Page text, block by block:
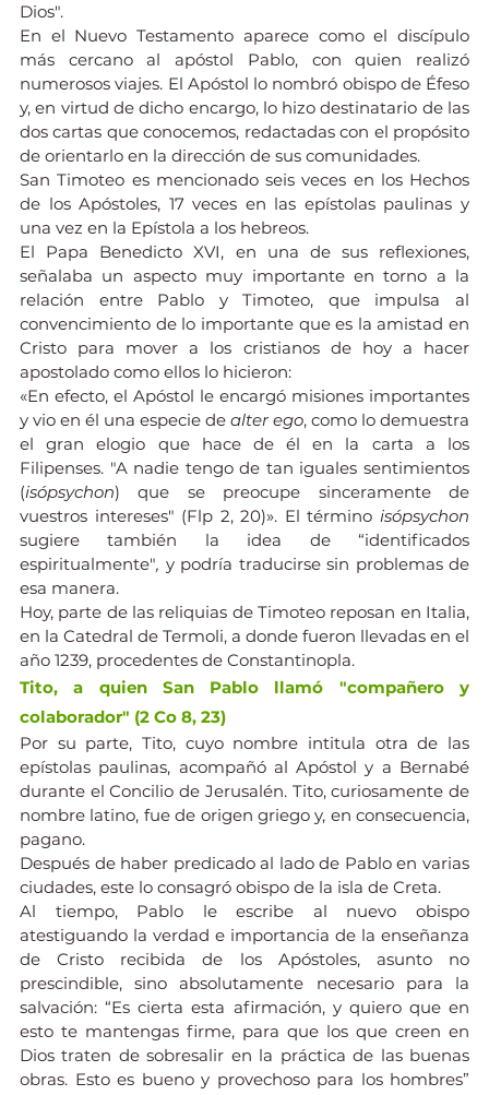
Dios".
En el Nuevo Testamento aparece como el discípulo
más cercano al apóstol Pablo, con quien realizó
numerosos viajes. El Apóstol lo nombró obispo de Éfeso
y, en virtud de dicho encargo, lo hizo destinatario de las
dos cartas que conocemos, redactadas con el propósito
de orientarlo en la dirección de sus comunidades.
San Timoteo es mencionado seis veces en los Hechos
de los Apóstoles, 17 veces en las epístolas paulinas y
una vez en la Epístola a los hebreos.
El Papa Benedicto XVI, en una de sus reflexiones,
señalaba un aspecto muy importante en torno a la
relación entre Pablo y Timoteo, que impulsa al
convencimiento de lo importante que es la amistad en
Cristo para mover a los cristianos de hoy a hacer
apostolado como ellos lo hicieron:
«En efecto, el Apóstol le encargó misiones importantes
y vio en él una especie de alter ego, como lo demuestra
el gran elogio que hace de él en la carta a los
Filipenses. "A nadie tengo de tan iguales sentimientos
(isópsychon) que se preocupe sinceramente de
vuestros intereses" (Flp 2, 20)». El término isópsychon
sugiere también la idea de “identificados
espiritualmente", y podría traducirse sin problemas de
esa manera.
Hoy, parte de las reliquias de Timoteo reposan en Italia,
en la Catedral de Termoli, a donde fueron llevadas en el
año 1239, procedentes de Constantinopla.
Tito, a quien San Pablo llamó "compañero y
colaborador" (2 Co 8, 23)
Por su parte, Tito, cuyo nombre intitula otra de las
epístolas paulinas, acompañó al Apóstol y a Bernabé
durante el Concilio de Jerusalén. Tito, curiosamente de
nombre latino, fue de origen griego y, en consecuencia,
pagano.
Después de haber predicado al lado de Pablo en varias
ciudades, este lo consagró obispo de la isla de Creta.
Al tiempo, Pablo le escribe al nuevo obispo
atestiguando la verdad e importancia de la enseñanza
de Cristo recibida de los Apóstoles, asunto no
prescindible, sino absolutamente necesario para la
salvación: “Es cierta esta afirmación, y quiero que en
esto te mantengas firme, para que los que creen en
Dios traten de sobresalir en la práctica de las buenas
obras. Esto es bueno y provechoso para los hombres”